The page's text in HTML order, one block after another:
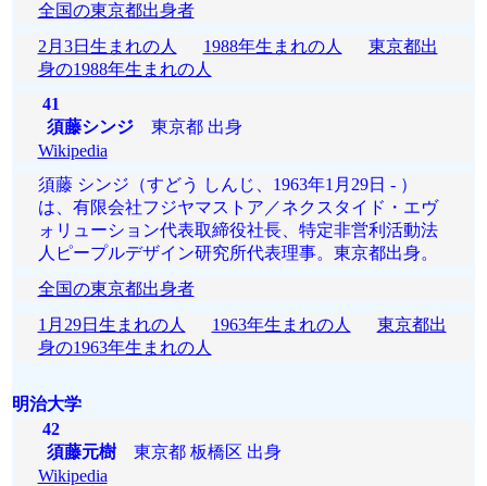
全国の東京都出身者
2月3日生まれの人
1988年生まれの人
東京都出
身の1988年生まれの人
41
須藤シンジ東京都 出身
Wikipedia
須藤 シンジ（すどう しんじ、1963年1月29日 - ）
は、有限会社フジヤマストア／ネクスタイド・エヴ
ォリューション代表取締役社長、特定非営利活動法
人ピープルデザイン研究所代表理事。東京都出身。
全国の東京都出身者
1月29日生まれの人
1963年生まれの人
東京都出
身の1963年生まれの人
明治大学
42
須藤元樹東京都 板橋区 出身
Wikipedia